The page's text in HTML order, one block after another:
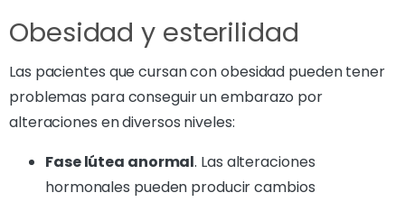
Obesidad y esterilidad
Las pacientes que cursan con obesidad pueden tener
problemas para conseguir un embarazo por
alteraciones en diversos niveles:
Fase lútea anormal. Las alteraciones
hormonales pueden producir cambios